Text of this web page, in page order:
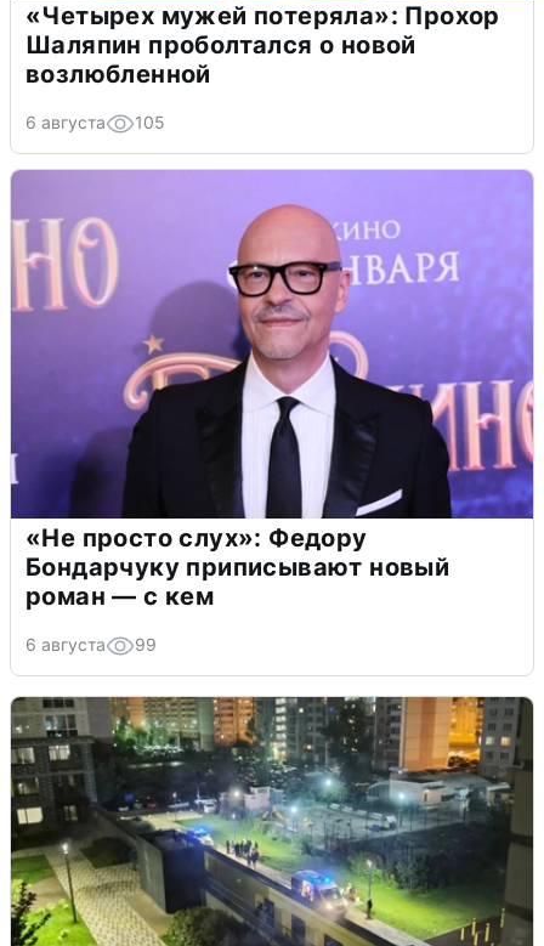
«Четырех мужей потеряла»: Прохор
Шаляпин проболтался о новой
возлюбленной
6 августа 105
«Не просто слух»: Федору
Бондарчуку приписывают новый
роман — с кем
6 августа 99